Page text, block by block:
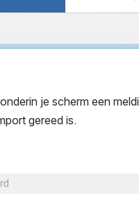
je scherm een
gereed is.